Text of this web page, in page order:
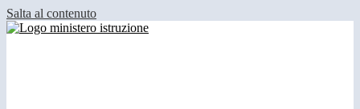
Salta al contenuto